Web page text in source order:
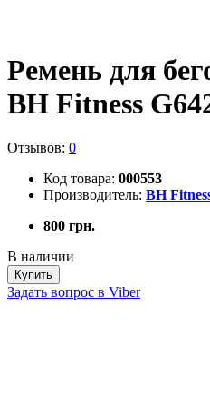
Ремень для
BH Fitness
Отзывов: 0
Код товара: 000553
Производитель: BH
800 грн.
В наличии
Купить
Задать вопрос в Viber